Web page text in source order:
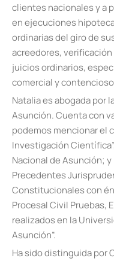
clientes nacionales y a
en ejecuciones
ordinarias del giro de
acreedores,
juicios ordinarios,
comercial y
Natalia es abogada por
Asunción. Cuenta con
podemos mencionar el
Investigación
Nacional de Asunción;
Precedentes
Constitucionales con
Procesal Civil Pruebas,
realizados en la
Asunción”.
Ha sido distinguida por